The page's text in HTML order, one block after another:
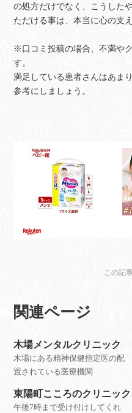
の処方だけでなく、こうした
ただける事は、本当に心の支
※口コミ投稿の場合、不満や
す。
満足している患者さんはあま
参考にしましょう。
この記
関連ページ
木場メンタルクリニック
木場にある精神保健指定医の配
置されている医療機関
東陽町こころのクリニック
午後7時まで受け付けしてくれ